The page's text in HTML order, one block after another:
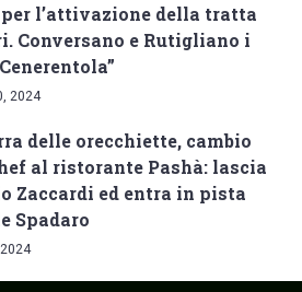
l’attivazione della tratta
Conversano e Rutigliano i
2024
delle orecchiette, cambio
al ristorante Pashà: lascia
Zaccardi ed entra in pista
Spadaro